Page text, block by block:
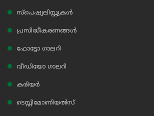
സ്പെഷ്യലിസ്റ്റുകൾ
പ്രസിദ്ധീകരണങ്ങൾ
ഫോട്ടോ ഗാലറി
വീഡിയോ ഗാലറി
കരിയർ
ടെസ്റ്റിമോണിയൽസ്